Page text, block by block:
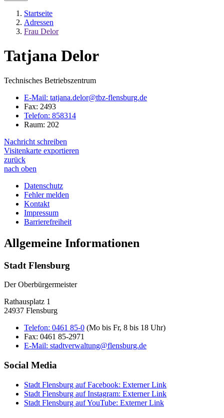
Startseite
Adressen
Frau Delor
Tatjana Delor
Technisches Betriebszentrum
E-Mail: tatjana.delor@tbz-flensburg.de
Fax: 2493
Telefon: 858314
Raum: 202
Nachricht schreiben
Visitenkarte exportieren
zurück
nach oben
Datenschutz
Fehler melden
Kontakt
Impressum
Barrierefreiheit
Allgemeine Informationen
Stadt Flensburg
Der Oberbürgermeister
Rathausplatz 1
24937 Flensburg
Telefon: 0461 85-0 (Mo bis Fr, 8 bis 18 Uhr)
Fax: 0461 85-2971
E-Mail: stadtverwaltung@flensburg.de
Social Media
Stadt Flensburg auf Facebook: Externer Link
Stadt Flensburg auf Instagram: Externer Link
Stadt Flensburg auf YouTube: Externer Link